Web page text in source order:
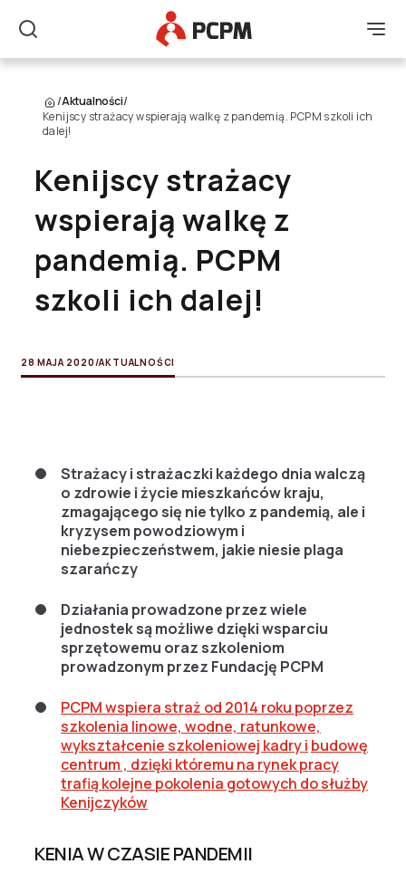
Szukaj
Główne Logo
/Aktualności/
Kenijscy strażacy wspierają walkę z pandemią. PCPM szkoli ich
dalej!
Kenijscy strażacy
wspierają walkę z
pandemią. PCPM
szkoli ich dalej!
28 MAJA 2020 /AKTUALNOŚCI
Strażacy i strażaczki każdego dnia walczą
o zdrowie i życie mieszkańców kraju,
zmagającego się nie tylko z pandemią, ale i
kryzysem powodziowym i
niebezpieczeństwem, jakie niesie plaga
szarańczy
Działania prowadzone przez wiele
jednostek są możliwe dzięki wsparciu
sprzętowemu oraz szkoleniom
prowadzonym przez Fundację PCPM
PCPM wspiera straż od 2014 roku poprzez
szkolenia linowe, wodne, ratunkowe,
wykształcenie szkoleniowej kadry i budowę
centrum , dzięki któremu na rynek pracy
trafią kolejne pokolenia gotowych do służby
Kenijczyków
KENIA W CZASIE PANDEMII